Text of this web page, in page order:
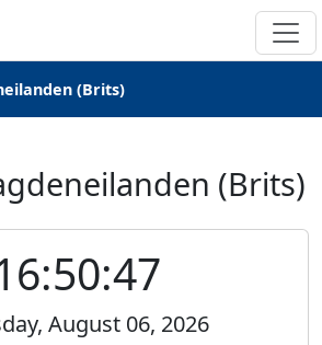
(Brits)
(Brits)
August 06, 2026